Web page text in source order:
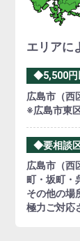
エリアに
◆5,500円
広島市（西
※広島市東
◆要相談
広島市（西
町・坂町・
その他の場
極力ご対応